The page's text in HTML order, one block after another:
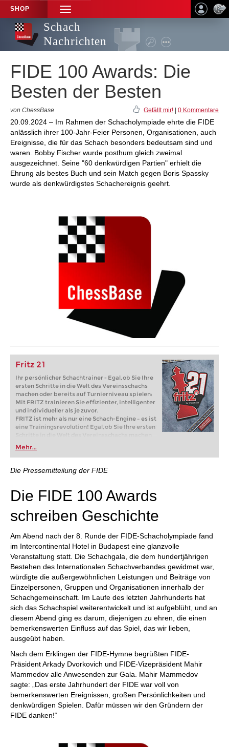
SHOP
TOGGLE
NAVIGATION
Schach
Nachrichten
FIDE 100 Awards: Die
Besten der Besten
von ChessBase Gefällt mir! 0 Kommentare
20.09.2024 – Im Rahmen der Schacholympiade ehrte die FIDE
anlässlich ihrer 100-Jahr-Feier Personen, Organisationen, auch
Ereignisse, die für das Schach besonders bedeutsam sind und
waren. Bobby Fischer wurde posthum gleich zweimal
ausgezeichnet. Seine "60 denkwürdigen Partien" erhielt die
Ehrung als bestes Buch und sein Match gegen Boris Spassky
wurde als denkwürdigstes Schachereignis geehrt.
Fritz 21
Ihr persönlicher Schachtrainer - Egal, ob Sie Ihre
ersten Schritte in die Welt des Vereinsschachs
machen oder bereits auf Turnierniveau spielen:
Mit FRITZ trainieren Sie effizienter, intelligenter
und individueller als je zuvor.
FRITZ ist mehr als nur eine Schach-Engine – es ist
eine Trainingsrevolution! Egal, ob Sie Ihre ersten
Schritte in die Welt des Vereinsschachs machen
oder bereits auf Turnierniveau spielen: Mit
FRITZ trainieren Sie effizienter, intelligenter und
individueller als je zuvor.
Mehr...
Die Pressemitteilung der FIDE
Die FIDE 100 Awards
schreiben Geschichte
Am Abend nach der 8. Runde der FIDE-Schacholympiade fand
im Intercontinental Hotel in Budapest eine glanzvolle
Veranstaltung statt. Die Schachgala, die dem hundertjährigen
Bestehen des Internationalen Schachverbandes gewidmet war,
würdigte die außergewöhnlichen Leistungen und Beiträge von
Einzelpersonen, Gruppen und Organisationen innerhalb der
Schachgemeinschaft. Im Laufe des letzten Jahrhunderts hat
sich das Schachspiel weiterentwickelt und ist aufgeblüht, und an
diesem Abend ging es darum, diejenigen zu ehren, die einen
bemerkenswerten Einfluss auf das Spiel, das wir lieben,
ausgeübt haben.
Nach dem Erklingen der FIDE-Hymne begrüßten FIDE-
Präsident Arkady Dvorkovich und FIDE-Vizepräsident Mahir
Mammedov alle Anwesenden zur Gala. Mahir Mammedov
sagte: „Das erste Jahrhundert der FIDE war voll von
bemerkenswerten Ereignissen, großen Persönlichkeiten und
denkwürdigen Spielen. Dafür müssen wir den Gründern der
FIDE danken!“